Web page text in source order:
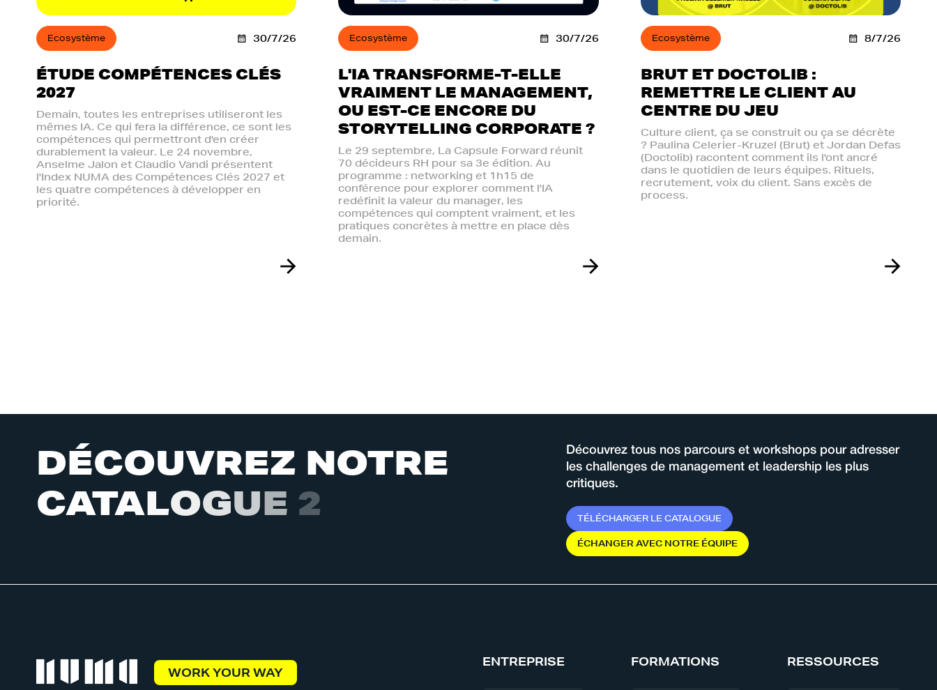
Ecosystème 30/7/26
ÉTUDE COMPÉTENCES CLÉS
2027
Demain, toutes les entreprises utiliseront les
mêmes IA. Ce qui fera la différence, ce sont les
compétences qui permettront d'en créer
durablement la valeur. Le 24 novembre,
Anselme Jalon et Claudio Vandi présentent
l'Index NUMA des Compétences Clés 2027 et
les quatre compétences à développer en
priorité.
Ecosystème 30/7/26
L'IA TRANSFORME-T-ELLE
VRAIMENT LE MANAGEMENT,
OU EST-CE ENCORE DU
STORYTELLING CORPORATE ?
Le 29 septembre, La Capsule Forward réunit
70 décideurs RH pour sa 3e édition. Au
programme : networking et 1h15 de
conférence pour explorer comment l'IA
redéfinit la valeur du manager, les
compétences qui comptent vraiment, et les
pratiques concrètes à mettre en place dès
demain.
Ecosystème 8/7/26
BRUT ET DOCTOLIB :
REMETTRE LE CLIENT AU
CENTRE DU JEU
Culture client, ça se construit ou ça se décrète
? Paulina Celerier-Kruzel (Brut) et Jordan Defas
(Doctolib) racontent comment ils l'ont ancré
dans le quotidien de leurs équipes. Rituels,
recrutement, voix du client. Sans excès de
process.
DÉCOUVREZ NOTRE
CATALOGUE 2
Découvrez tous nos parcours et workshops pour adresser
les challenges de management et leadership les plus
critiques.
TÉLÉCHARGER LECATALOGUE
ÉCHANGERAVEC NOTRE ÉQUIPE
WORK YOUR WAY
ENTREPRISE FORMATIONS RESSOURCES